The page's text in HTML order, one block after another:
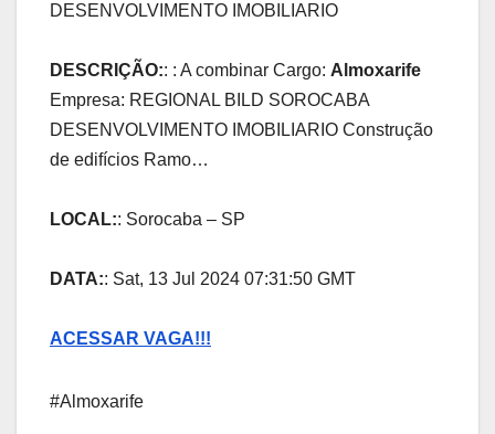
DESENVOLVIMENTO IMOBILIARIO
DESCRIÇÃO:: : A combinar Cargo: Almoxarife
Empresa: REGIONAL BILD SOROCABA
DESENVOLVIMENTO IMOBILIARIO Construção
de edifícios Ramo…
LOCAL:: Sorocaba – SP
DATA:: Sat, 13 Jul 2024 07:31:50 GMT
ACESSAR VAGA!!!
#Almoxarife